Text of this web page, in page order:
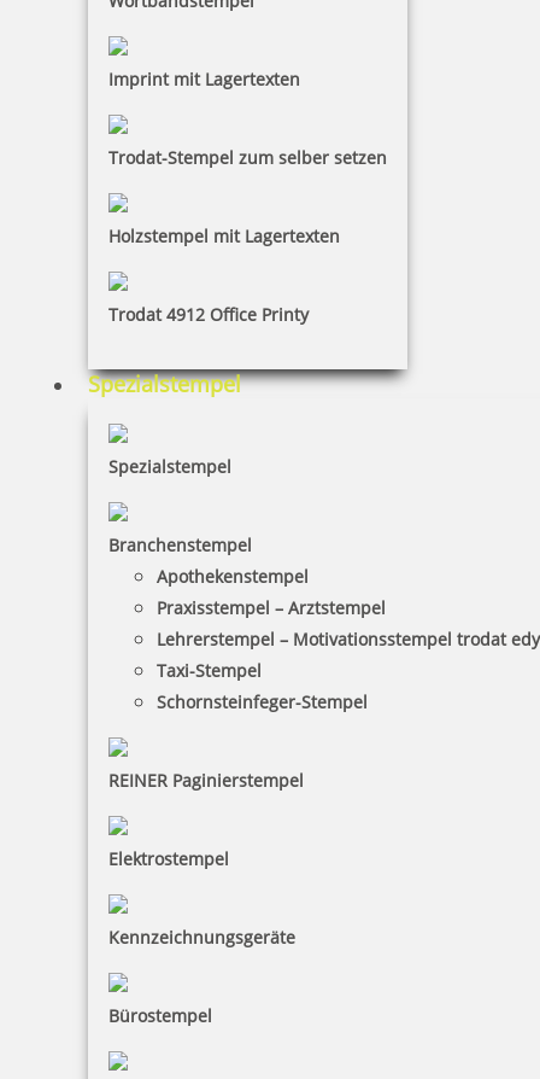
Imprint mit Lagertexten
Trodat-Stempel zum selber setzen
Holzstempel mit Lagertexten
Trodat 4912 Office Printy
Spezialstempel
Spezialstempel
Branchenstempel
Apothekenstempel
Praxisstempel – Arztstempel
Lehrerstempel – Motivationsstempel trodat
Taxi-Stempel
Schornsteinfeger-Stempel
REINER Paginierstempel
Elektrostempel
Kennzeichnungsgeräte
Bürostempel